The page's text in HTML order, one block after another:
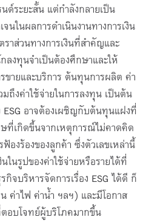
ด์ระยะสั้น แต่กำลังกลายเป็น
ในผลการดำเนินงานทางการเงิน
าส่วนทางการเงินที่สำคัญและ
ลงทุนจำเป็นต้องศึกษาและให้
ขายและบริการ ต้นทุนการผลิต ค่า
ถึงค่าใช้จ่ายในการลงทุน เป็นต้น
อาจต้องเผชิญกับต้นทุนแฝงที่
ที่เกิดขึ้นจากเหตุการณ์ไม่คาดคิด
องร้องของลูกค้า ซึ่งตัวเลขเหล่านี้
ในรูปของค่าใช้จ่ายหรือรายได้ที่
จบริหารจัดการเรื่อง ESG ได้ดี ก็
ค่าไฟ ค่าน้ำ ฯลฯ) และมีโอกาส
อบโจทย์ผู้บริโภคมากขึ้น